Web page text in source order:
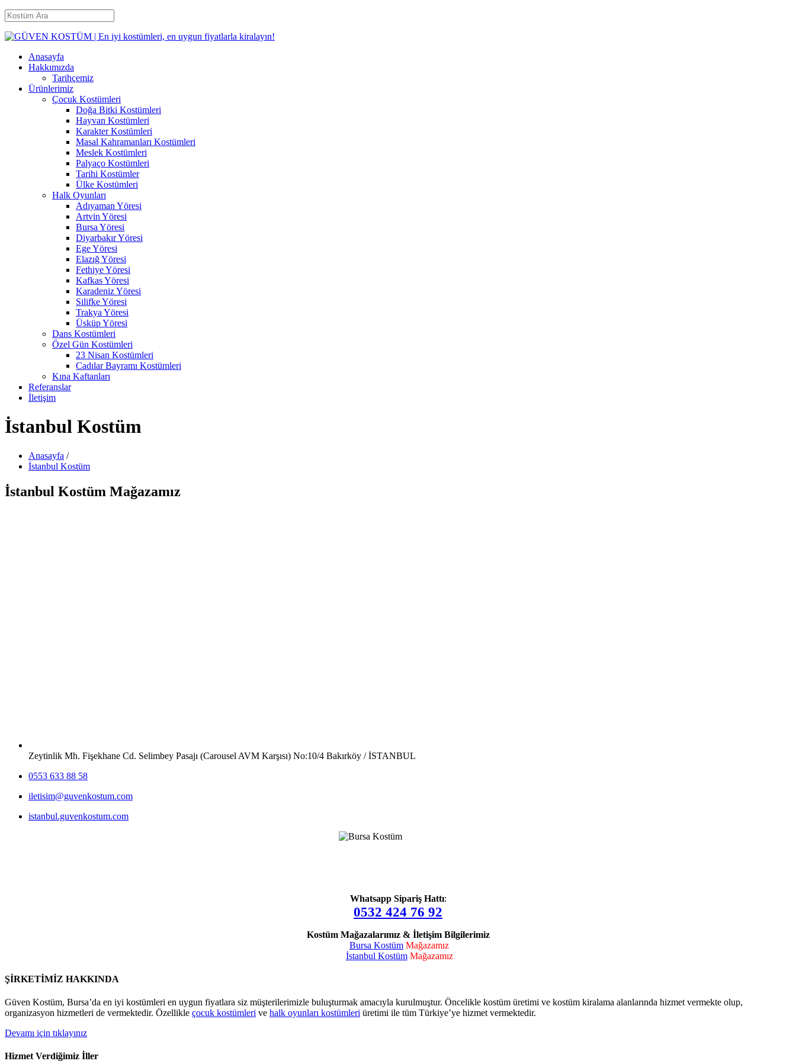
Anasayfa
Hakkımızda
Tarihçemiz
Ürünlerimiz
Çocuk Kostümleri
Doğa Bitki Kostümleri
Hayvan Kostümleri
Karakter Kostümleri
Masal Kahramanları Kostümleri
Meslek Kostümleri
Palyaço Kostümleri
Tarihi Kostümler
Ülke Kostümleri
Halk Oyunları
Adıyaman Yöresi
Artvin Yöresi
Bursa Yöresi
Diyarbakır Yöresi
Ege Yöresi
Elazığ Yöresi
Fethiye Yöresi
Kafkas Yöresi
Karadeniz Yöresi
Silifke Yöresi
Trakya Yöresi
Üsküp Yöresi
Dans Kostümleri
Özel Gün Kostümleri
23 Nisan Kostümleri
Cadılar Bayramı Kostümleri
Kına Kaftanları
Referanslar
İletişim
İstanbul Kostüm
Anasayfa /
İstanbul Kostüm
İstanbul Kostüm Mağazamız
Zeytinlik Mh. Fişekhane Cd. Selimbey Pasajı (Carousel AVM Karşısı) No:10/4 Bakırköy / İSTANBUL
0553 633 88 58
iletisim@guvenkostum.com
istanbul.guvenkostum.com
Whatsapp Sipariş Hattı:
0532 424 76 92
Kostüm Mağazalarımız & İletişim Bilgilerimiz
Bursa Kostüm Mağazamız
İstanbul Kostüm Mağazamız
ŞİRKETİMİZ HAKKINDA
Güven Kostüm, Bursa’da en iyi kostümleri en uygun fiyatlara siz müşterilerimizle buluşturmak amacıyla kurulmuştur. Öncelikle kostüm üretimi ve kostüm kiralama alanlarında hizmet vermekte olup,
organizasyon hizmetleri de vermektedir. Özellikle çocuk kostümleri ve halk oyunları kostümleri üretimi ile tüm Türkiye’ye hizmet vermektedir.
Devamı için tıklayınız
Hizmet Verdiğimiz İller